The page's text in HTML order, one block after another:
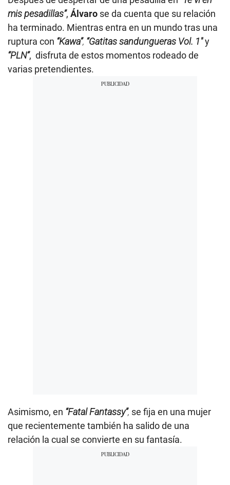
mis pesadillas”, Álvaro se da cuenta que su relación
ha terminado. Mientras entra en un mundo tras una
ruptura con “Kawa”, “Gatitas sandungueras Vol. 1″y
“PLN”, disfruta de estos momentos rodeado de
varias pretendientes.
Asimismo, en “Fatal Fantassy”, se fija en una mujer
que recientemente también ha salido de una
relación la cual se convierte en su fantasía.